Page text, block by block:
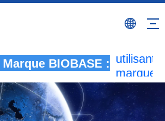
Marque BIOBASE :
activités
utilisant
marque
comme